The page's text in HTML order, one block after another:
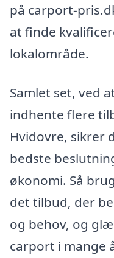
på carport-
at finde
lokalområde.
Samlet set, ved
indhente flere
Hvidovre, sikrer
bedste
økonomi. Så
det tilbud, der
og behov, og
carport i mange